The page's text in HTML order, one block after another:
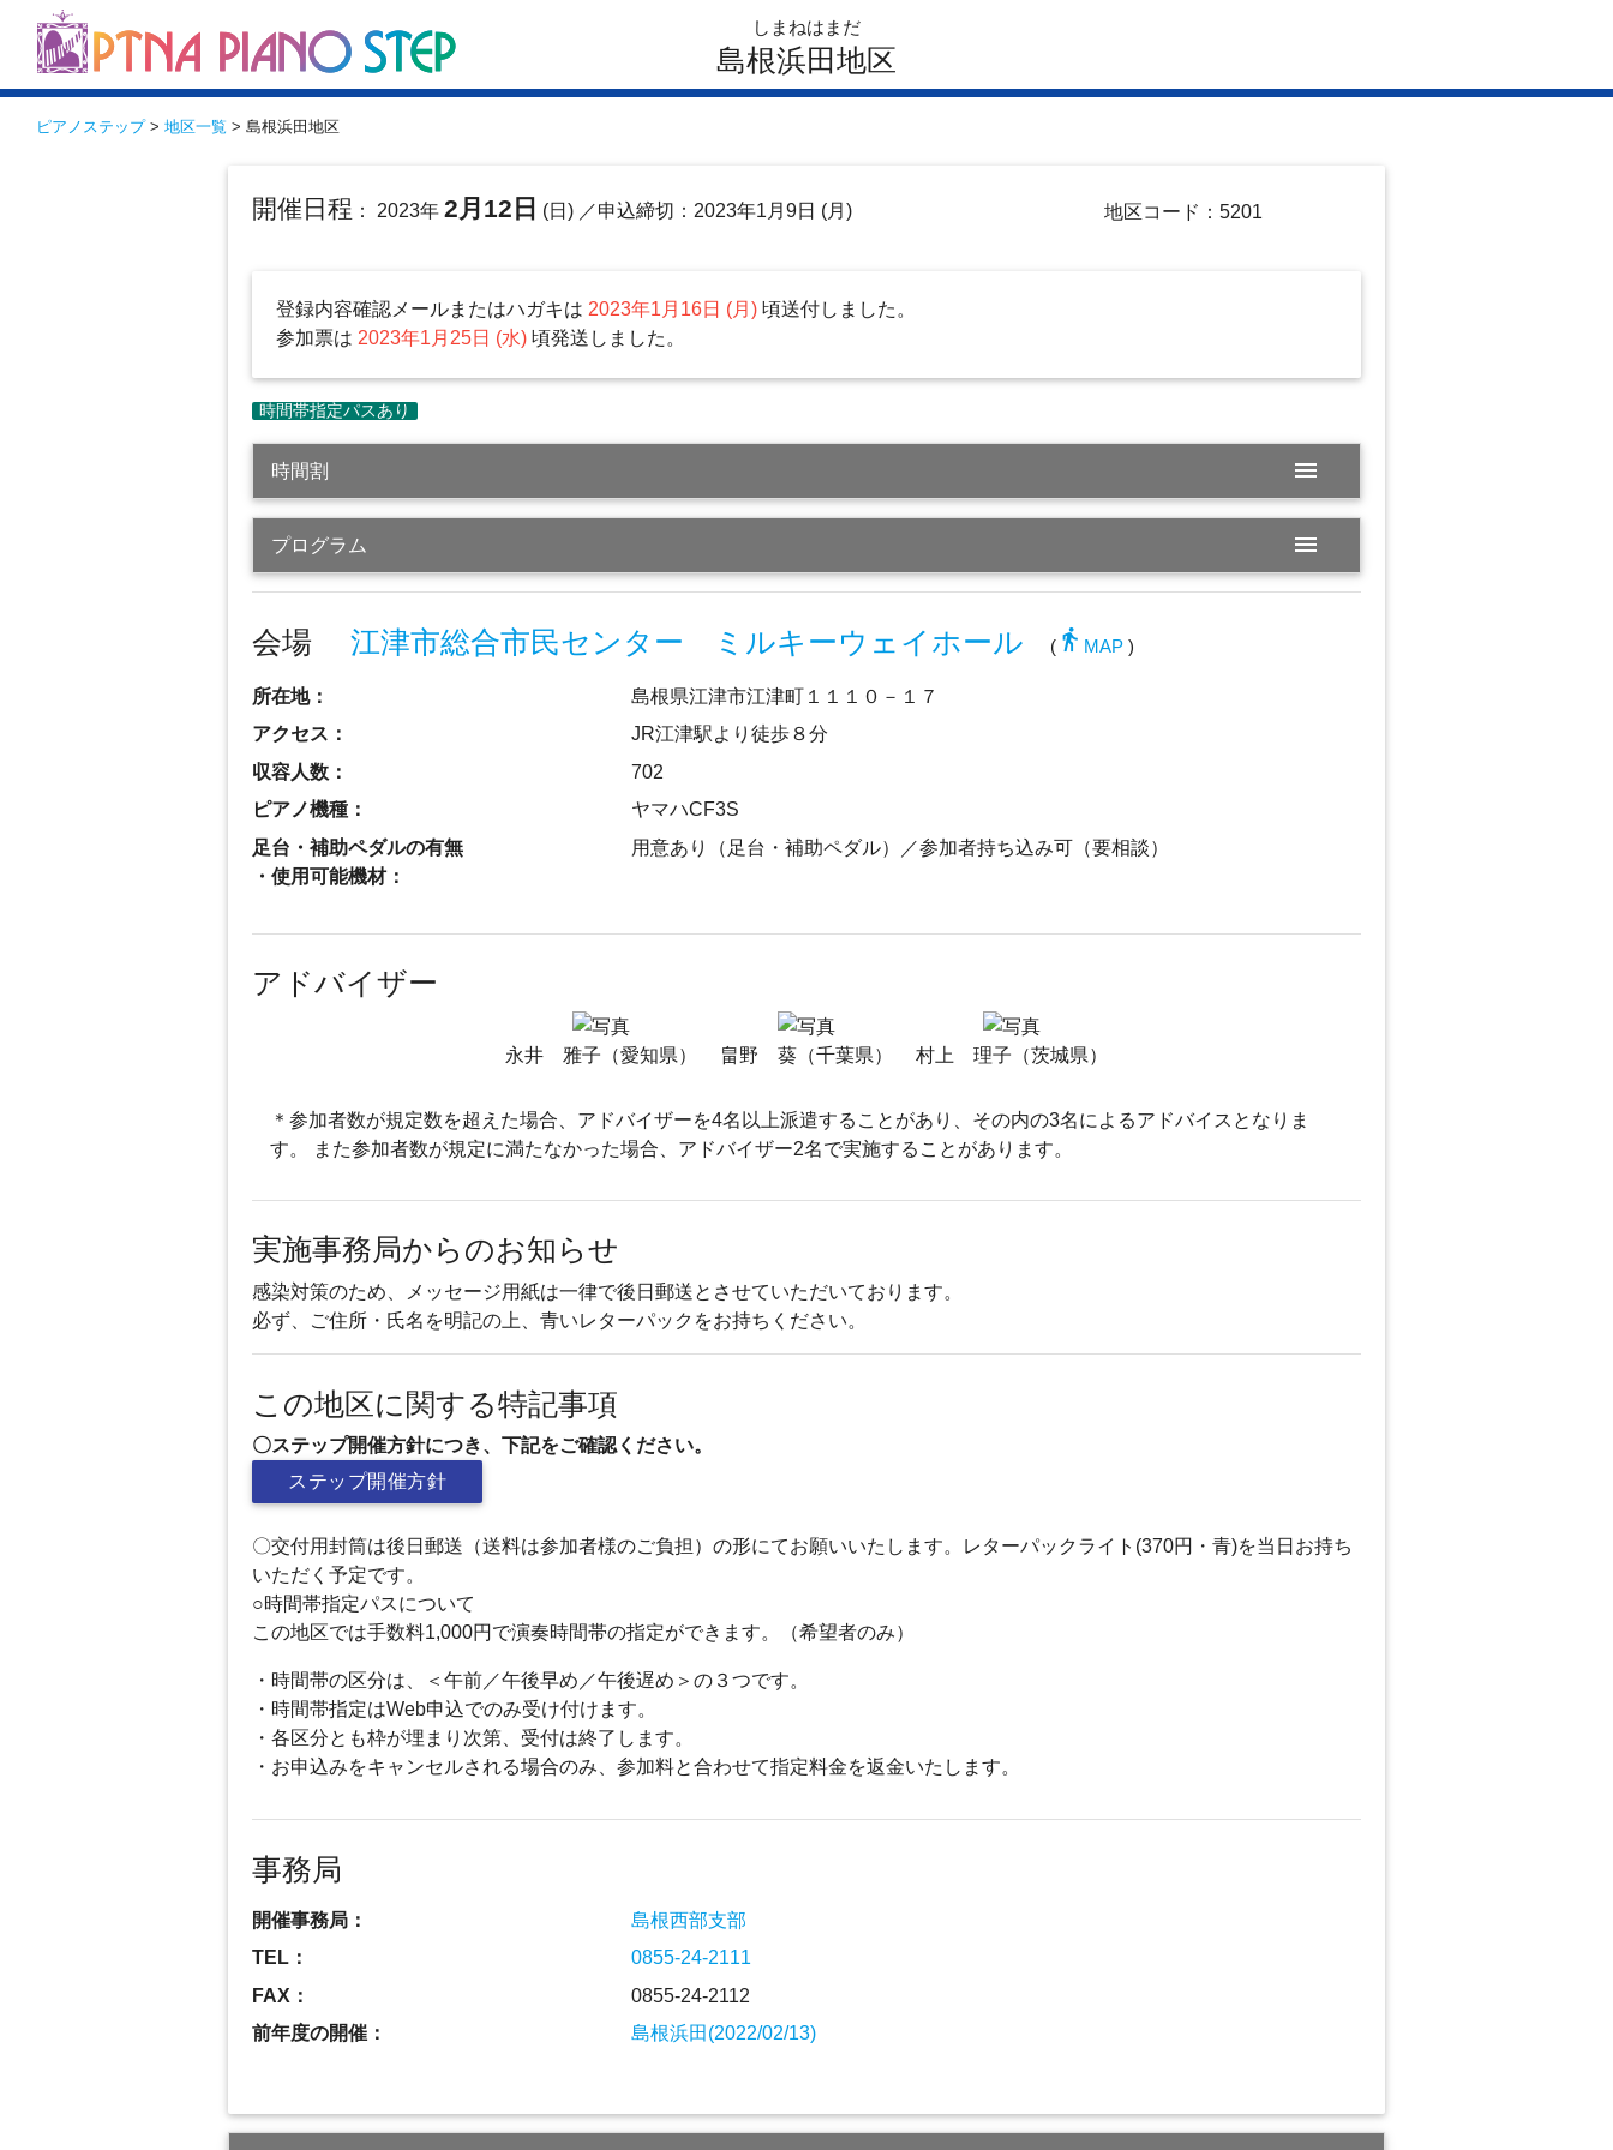
しまねはまだ
島根浜田地区
ピアノステップ> 地区一覧 > 島根浜田地区
開催日程 ： 2023年2月12日 (日) ／申込締切：2023年1月9日 (月) 地区コード：5201
登録内容確認メールまたはハガキは 2023年1月16日 (月)頃送付しました。
参加票は 2023年1月25日 (水)頃発送しました。
時間割 menu
プログラム menu
会場江津市総合市民センター ミルキーウェイホール ( directions_walk MAP )
所在地：
島根県江津市江津町１１１０－１７
アクセス：
JR江津駅より徒歩８分
収容人数：
702
ピアノ機種：
ヤマハCF3S
足台・補助ペダルの有無
・使用可能機材：
用意あり（足台・補助ペダル）／参加者持ち込み可（要相談）
アドバイザー
永井 雅子（愛知県） 畠野 葵（千葉県） 村上 理子（茨城県）
＊参加者数が規定数を超えた場合、アドバイザーを4名以上派遣することがあり、その内の3名によるアドバイスとなりま
す。 また参加者数が規定に満たなかった場合、アドバイザー2名で実施することがあります。
実施事務局からのお知らせ
感染対策のため、メッセージ用紙は一律で後日郵送とさせていただいております。
必ず、ご住所・氏名を明記の上、青いレターパックをお持ちください。
この地区に関する特記事項
〇ステップ開催方針につき、下記をご確認ください。
ステップ開催方針
〇交付用封筒は後日郵送（送料は参加者様のご負担）の形にてお願いいたします。レターパックライト(370円・青)を当日お持ち
いただく予定です。
○時間帯指定パスについて
この地区では手数料1,000円で演奏時間帯の指定ができます。（希望者のみ）
・時間帯の区分は、＜午前／午後早め／午後遅め＞の３つです。
・時間帯指定はWeb申込でのみ受け付けます。
・各区分とも枠が埋まり次第、受付は終了します。
・お申込みをキャンセルされる場合のみ、参加料と合わせて指定料金を返金いたします。
事務局
開催事務局：
島根西部支部
TEL：
0855-24-2111
FAX：
0855-24-2112
前年度の開催：
島根浜田(2022/02/13)